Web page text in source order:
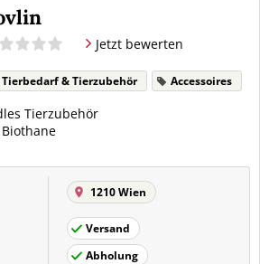
Jetzt bewerten
Tierbedarf & Tierzubehör Accessoires
Tierzubehör
1210 Wien
Versand
Abholung